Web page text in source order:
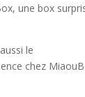
une box
le
chez